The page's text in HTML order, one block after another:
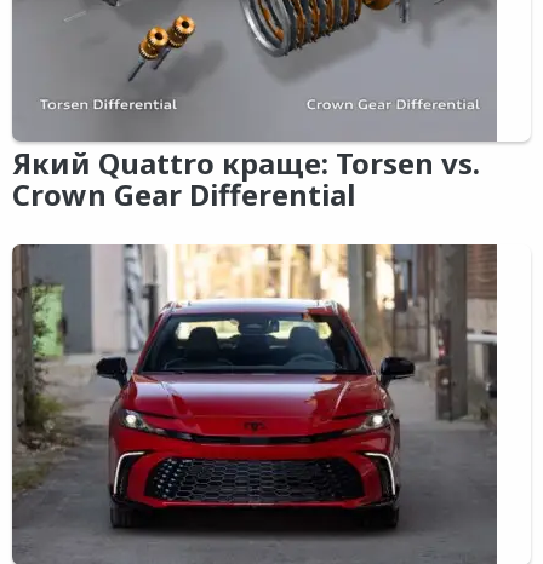
Який Quattro краще: Torsen vs.
Crown Gear Differential